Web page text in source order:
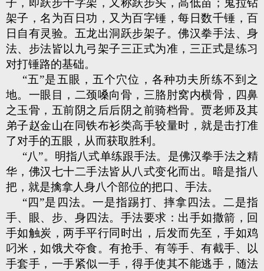
子，即跃步十字架，又称跃步头，高低苗；鬼拉钻
架子，名为百日功，又为百字锤，每日数千锤，百
日自有灵验。五龙出洞跃步架子。佛汉拳手法、身
法、步法皆以九弓架子三正式为准，三正式是练习
对打锤路的基础。
“五”是五眼，五个穴位，各种功夫所练不到之
地。一眼目，二颈嗓向骨，三胳肘窝内横骨，四鼻
之玉骨，五前阴之后后阴之前骑档骨。贾老师及其
弟子赵金山在同铁布衫类高手较量时，就是击打准
了对手的五眼，从而获取胜利。
“八”。明指八式单练跟手法。是佛汉拳手法之精
华，佛汉七十二手法皆从八式变化而出。暗是指八
把，就是擒拿人身八个部位的把口、手法。
“四”是四法。一是指踢打、摔拿四法。二是指
手、眼、步、身四法。手法要求：出手如撒箭，回
手如触炭，两手平行同时出，后发而先至，手如鸡
叼米，如饿犬夺食。有抢手、有等手、有截手、以
手套手，一手紧似一手，得手使其不能逃手，随法